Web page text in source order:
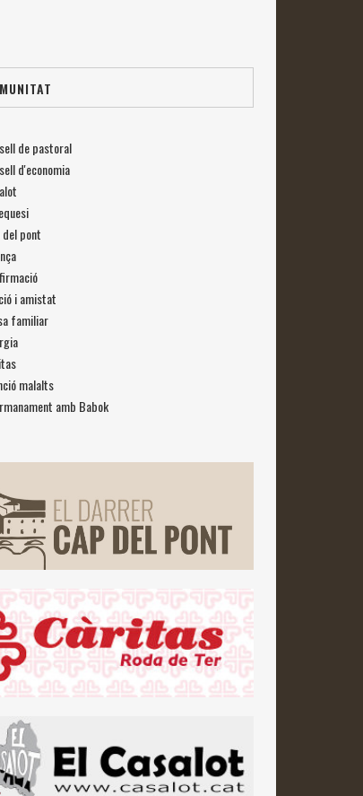
de pastoral
d'economia
del pont
i amistat
familiar
malalts
amb Babok